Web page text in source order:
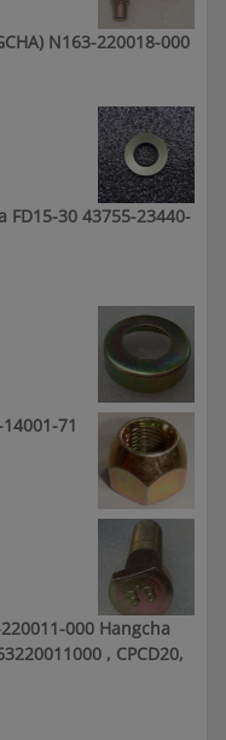
N163-220018-000
30 43755-23440-
71
000 Hangcha
, CPCD20,